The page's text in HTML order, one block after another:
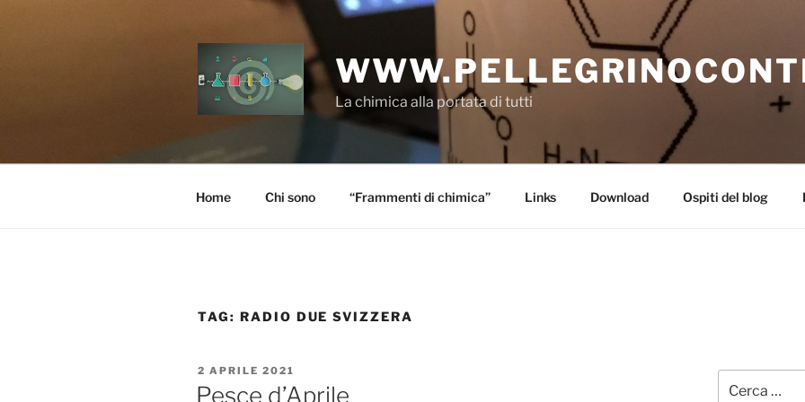
La chimica alla portata di tutti
Home Chi sono “Frammenti di chimica” Links Download Ospiti del blog
TAG: RADIO DUE SVIZZERA
PUBBLICATO
IL
2 APRILE 2021
Pesce d’Aprile